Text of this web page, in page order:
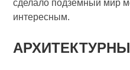
сделало подземный мир
интересным.